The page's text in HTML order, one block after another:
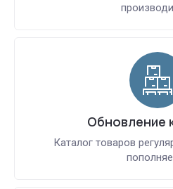
Обновление
Каталог товаров